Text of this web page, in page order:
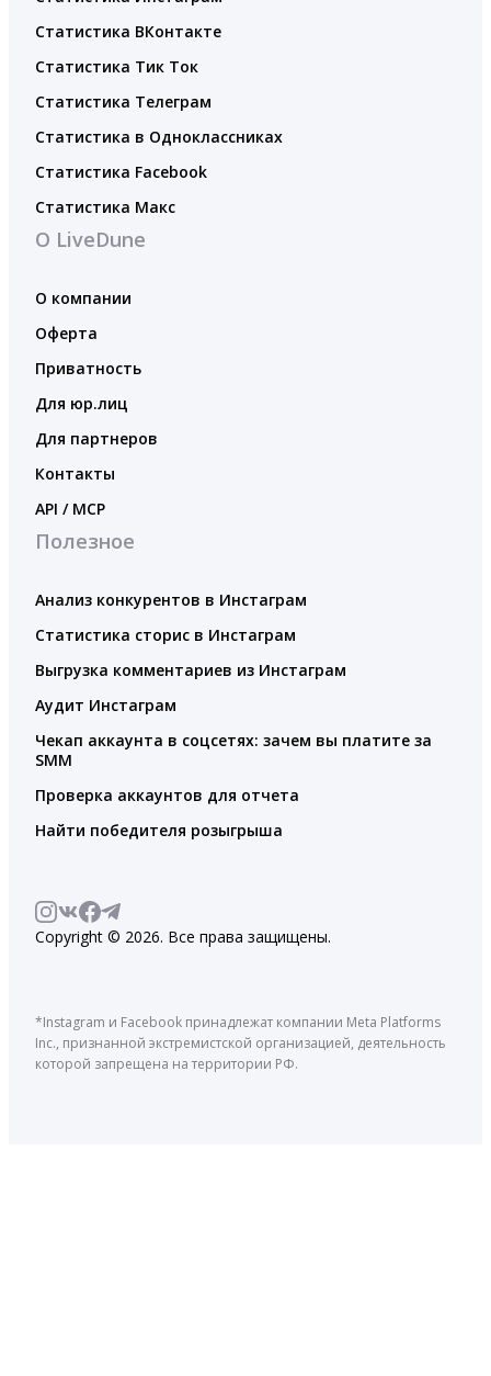
Статистика ВКонтакте
Статистика Тик Ток
Статистика Телеграм
Статистика в Одноклассниках
Статистика Facebook
Статистика Макс
О LiveDune
О компании
Оферта
Приватность
Для юр.лиц
Для партнеров
Контакты
API / MCP
Полезное
Анализ конкурентов в Инстаграм
Статистика сторис в Инстаграм
Выгрузка комментариев из Инстаграм
Аудит Инстаграм
Чекап аккаунта в соцсетях: зачем вы платите за
SMM
Проверка аккаунтов для отчета
Найти победителя розыгрыша
Copyright © 2026. Все права защищены.
*Instagram и Facebook принадлежат компании Meta Platforms
Inc., признанной экстремистской организацией, деятельность
которой запрещена на территории РФ.